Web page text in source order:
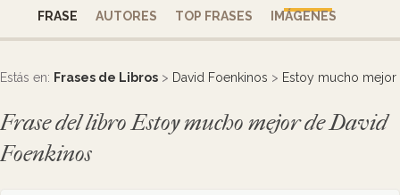
FRASE
AUTORES TOP FRASES IMÁGENES
Estás en: Frases de Libros > David Foenkinos > Estoy mucho mejor
Frase del libro Estoy mucho mejor de David
Foenkinos